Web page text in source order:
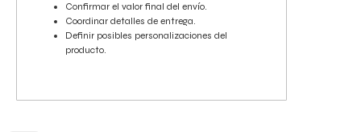
Confirmar el valor final del envío.
Coordinar detalles de entrega.
Definir posibles personalizaciones del
producto.